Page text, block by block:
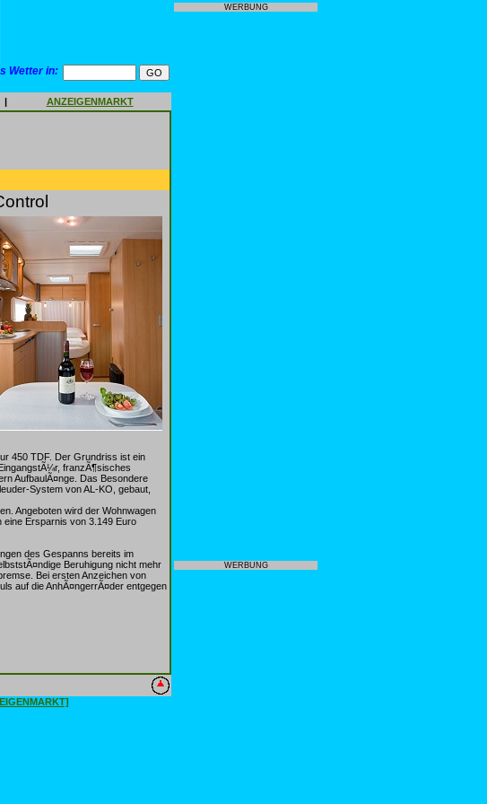
Wetter in:
| ANZEIGENMARKT
450 TDF. Der Grundriss ist ein
franzÃ¶sisches
AufbaulÃ¤nge. Das Besondere
System von AL-KO, gebaut,
Angeboten wird der Wohnwagen
Ersparnis von 3.149 Euro
des Gespanns bereits im
Beruhigung nicht mehr
Bei ersten Anzeichen von
auf die AnhÃ¤ngerrÃ¤der entgegen
WERBUNG
WERBUNG